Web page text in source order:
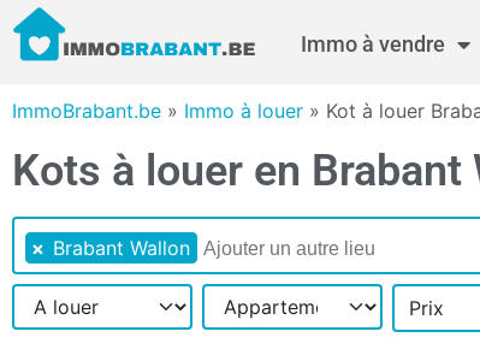
Immo à vendre
ImmoBrabant.be » Immo à louer » Kot à louer
Kots à louer en
× Brabant Wallon
Prix